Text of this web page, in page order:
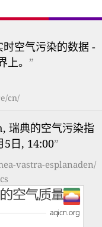
空气污染的数据 -
。 ”
cn/
瑞典的空气污染指
5日, 14:00”
vastra-esplanaden/